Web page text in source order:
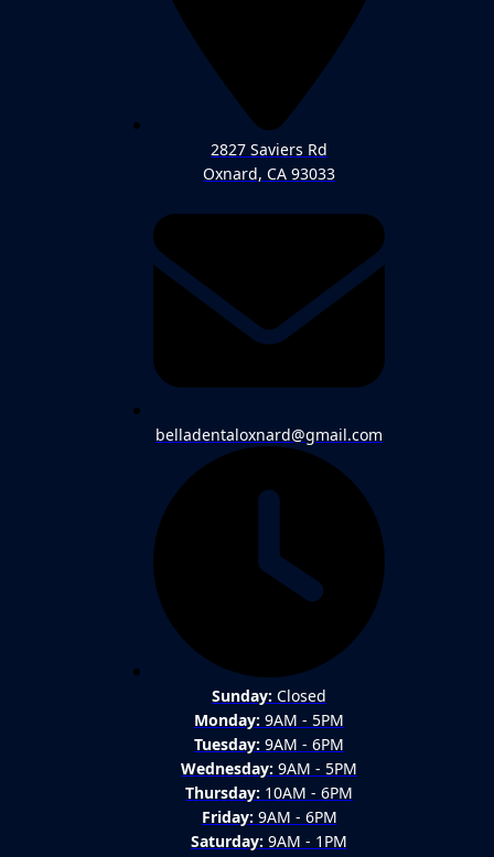
2827 Saviers Rd
Oxnard, CA 93033
belladentaloxnard@gmail.com
Sunday: Closed
Monday: 9AM - 5PM
Tuesday: 9AM - 6PM
Wednesday: 9AM - 5PM
Thursday: 10AM - 6PM
Friday: 9AM - 6PM
Saturday: 9AM - 1PM